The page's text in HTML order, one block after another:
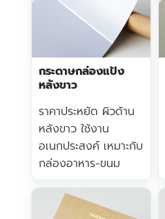
กระดาษกล่องแป้ง
หลังขาว
ราคาประหยัด ผิวด้าน
หลังขาว ใช้งาน
อเนกประสงค์ เหมาะกับ
กล่องอาหาร-ขนม